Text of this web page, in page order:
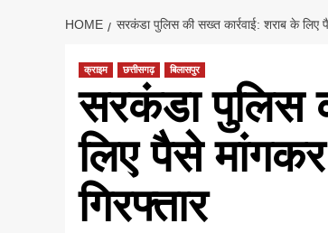
HOME सरकंडा पुलिस की सख्त कार्रवाई: शराब के लिए
क्राइम छत्तीसगढ़ बिलासपुर
सरकंडा पुलिस
लिए पैसे
गिरफ्तार